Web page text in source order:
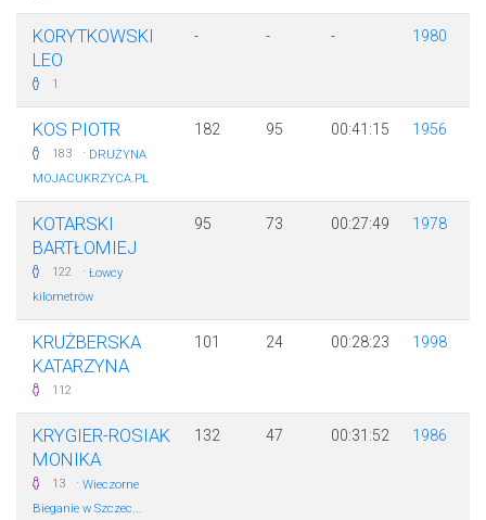
KORYTKOWSKI
LEO
1
- - - 1980
KOS PIOTR
183 · DRUŻYNA
MOJACUKRZYCA.PL
182 95 00:41:15 1956
KOTARSKI
BARTŁOMIEJ
122 · Łowcy
kilometrów
95 73 00:27:49 1978
KRUŻBERSKA
KATARZYNA
112
101 24 00:28:23 1998
KRYGIER-ROSIAK
MONIKA
13 · Wieczorne
Bieganie w Szczec...
132 47 00:31:52 1986